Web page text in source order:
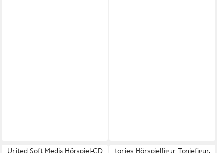
United Soft Media Hörspiel-CD tonies Hörspielfigur Toniefigur,